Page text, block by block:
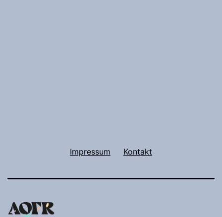
Impressum Kontakt